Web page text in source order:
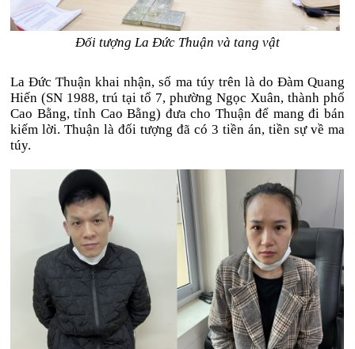
Đối tượng La Đức Thuận và tang vật
La Đức Thuận khai nhận, số ma túy trên là do Đàm Quang
Hiến (SN 1988, trú tại tổ 7, phường Ngọc Xuân, thành phố
Cao Bằng, tỉnh Cao Bằng) đưa cho Thuận để mang đi bán
kiếm lời. Thuận là đối tượng đã có 3 tiền án, tiền sự về ma
túy.